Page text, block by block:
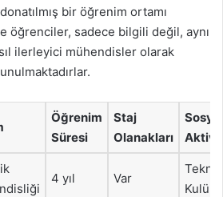
bir öğrenim ortamı
öğrenciler, sadece bilgili değil, aynı
ilerleyici mühendisler olarak
Öğrenim
Süresi
Staj
Olanakları
Sosyal
4 yıl Var
Kulübü